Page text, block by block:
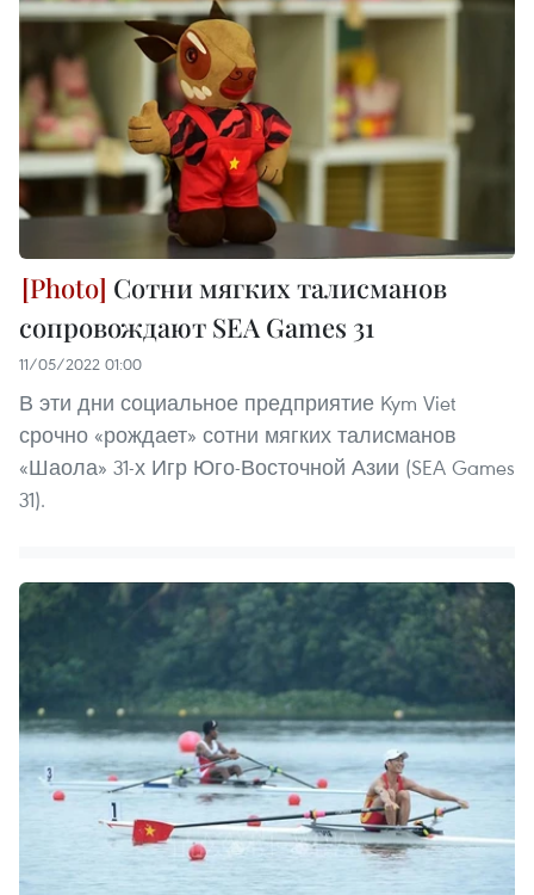
Сотни мягких талисманов
сопровождают SEA Games 31
11/05/2022 01:00
В эти дни социальное предприятие Kym Viet
срочно «рождает» сотни мягких талисманов
«Шаола» 31-х Игр Юго-Восточной Азии (SEA Games
31).